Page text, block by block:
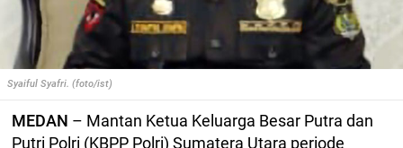
Syaiful Syafri. (foto/ist)
MEDAN – Mantan Ketua Keluarga Besar Putra dan
Putri Polri (KBPP Polri) Sumatera Utara periode